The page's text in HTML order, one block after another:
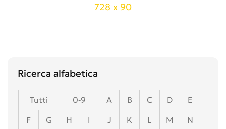
728 x 90
Ricerca alfabetica
Tutti 0-9 A B C D
E
F
G H I J K L M
N